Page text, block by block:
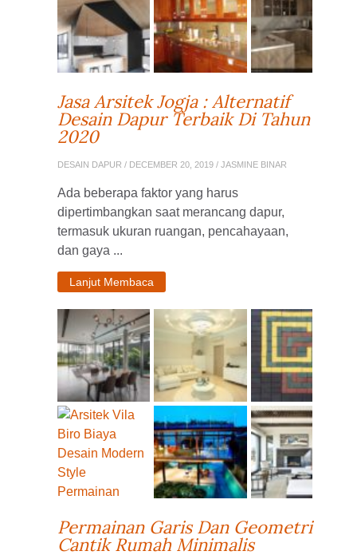
Jasa Arsitek Jogja : Alternatif
Desain Dapur Terbaik Di Tahun
2020
DESAIN DAPUR / DECEMBER 20, 2019 / JASMINE BINAR
Ada beberapa faktor yang harus
dipertimbangkan saat merancang dapur,
termasuk ukuran ruangan, pencahayaan,
dan gaya ...
Lanjut Membaca
Permainan Garis Dan Geometri
Cantik Rumah Minimalis